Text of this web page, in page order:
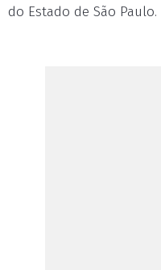
do Estado de São Paulo.